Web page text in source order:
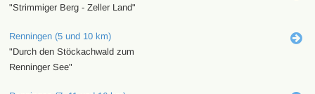
"Strimmiger Berg - Zeller Land"
Renningen (5 und 10 km)
"Durch den Stöckachwald zum
Renninger See"